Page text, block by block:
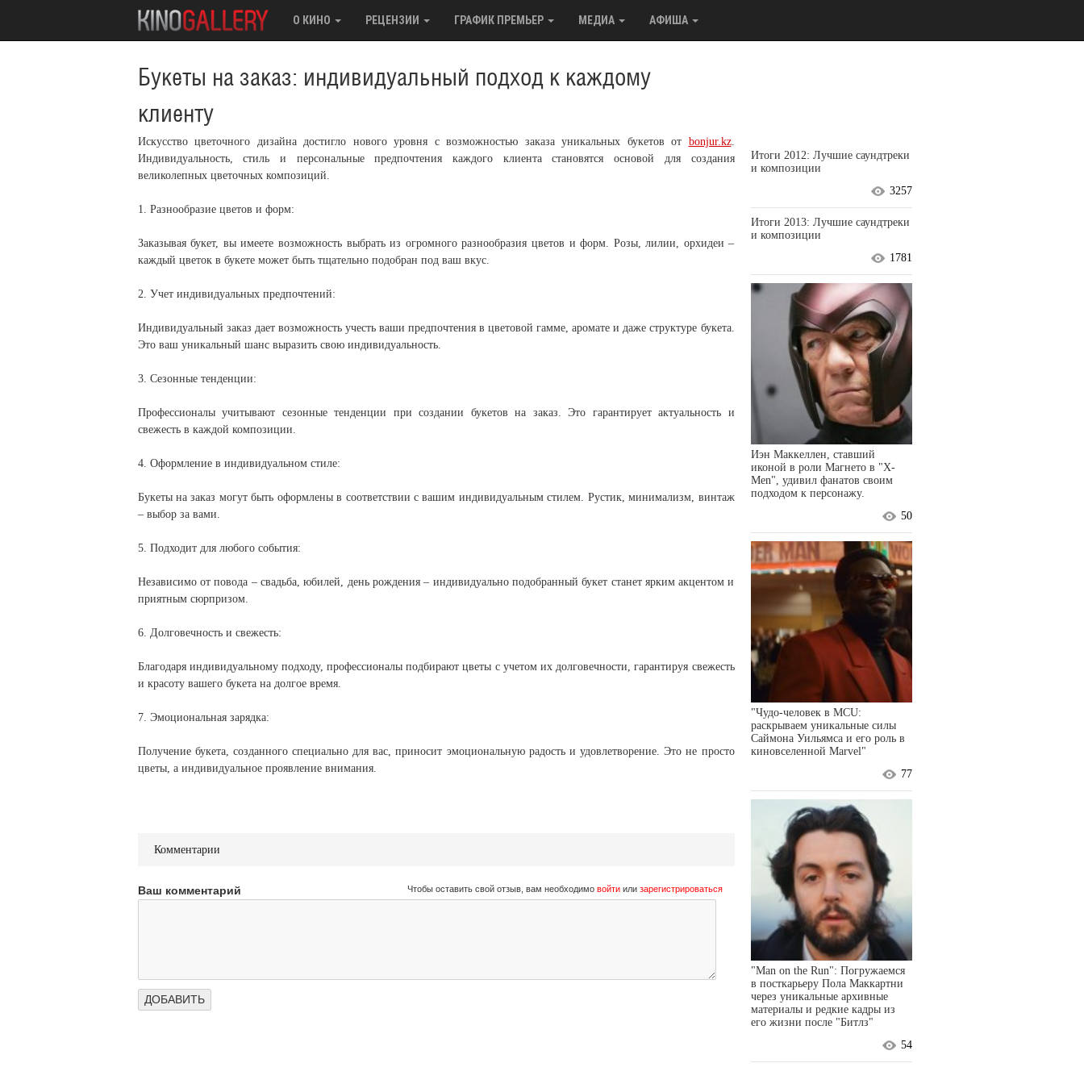
О КИНО РЕЦЕНЗИИ ГРАФИК ПРЕМЬЕР МЕДИА АФИША
Букеты на заказ: индивидуальный подход к каждому
клиенту
Искусство цветочного дизайна достигло нового уровня с возможностью заказа уникальных букетов от bonjur.kz.
Индивидуальность, стиль и персональные предпочтения каждого клиента становятся основой для создания
великолепных цветочных композиций.
1. Разнообразие цветов и форм:
Заказывая букет, вы имеете возможность выбрать из огромного разнообразия цветов и форм. Розы, лилии, орхидеи –
каждый цветок в букете может быть тщательно подобран под ваш вкус.
2. Учет индивидуальных предпочтений:
Индивидуальный заказ дает возможность учесть ваши предпочтения в цветовой гамме, аромате и даже структуре букета.
Это ваш уникальный шанс выразить свою индивидуальность.
3. Сезонные тенденции:
Профессионалы учитывают сезонные тенденции при создании букетов на заказ. Это гарантирует актуальность и
свежесть в каждой композиции.
4. Оформление в индивидуальном стиле:
Букеты на заказ могут быть оформлены в соответствии с вашим индивидуальным стилем. Рустик, минимализм, винтаж
– выбор за вами.
5. Подходит для любого события:
Независимо от повода – свадьба, юбилей, день рождения – индивидуально подобранный букет станет ярким акцентом и
приятным сюрпризом.
6. Долговечность и свежесть:
Благодаря индивидуальному подходу, профессионалы подбирают цветы с учетом их долговечности, гарантируя свежесть
и красоту вашего букета на долгое время.
7. Эмоциональная зарядка:
Получение букета, созданного специально для вас, приносит эмоциональную радость и удовлетворение. Это не просто
цветы, а индивидуальное проявление внимания.
Комментарии
Ваш комментарий Чтобы оставить свой отзыв, вам необходимо войтиили зарегистрироваться
Итоги 2012: Лучшие саундтреки
и композиции
3257
Итоги 2013: Лучшие саундтреки
и композиции
1781
Иэн Маккеллен, ставший
иконой в роли Магнето в "X-
Men", удивил фанатов своим
подходом к персонажу.
50
"Чудо-человек в MCU:
раскрываем уникальные силы
Саймона Уильямса и его роль в
киновселенной Marvel"
77
"Man on the Run": Погружаемся
в посткарьеру Пола Маккартни
через уникальные архивные
материалы и редкие кадры из
его жизни после "Битлз"
54